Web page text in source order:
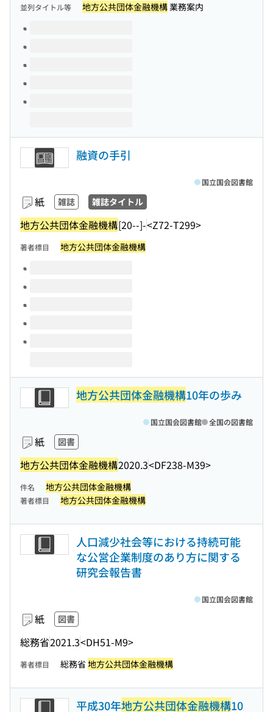
並列タイトル等 地方公共団体金融機構 業務案内
このタイトルの巻号
融資の手引
紙 雑誌 雑誌タイトル
地方公共団体金融機構[20--]-<Z72-T299>
国立国会図書館
著者標目 地方公共団体金融機構
このタイトルの巻号
地方公共団体金融機構10年の歩み
紙 図書
地方公共団体金融機構2020.3<DF238-M39>
国立国会図書館 全国の図書館
件名 地方公共団体金融機構
著者標目 地方公共団体金融機構
人口減少社会等における持続可能
な公営企業制度のあり方に関する
研究会報告書
紙 図書
総務省2021.3<DH51-M9>
国立国会図書館
著者標目 総務省地方公共団体金融機構
平成30年地方公共団体金融機構10